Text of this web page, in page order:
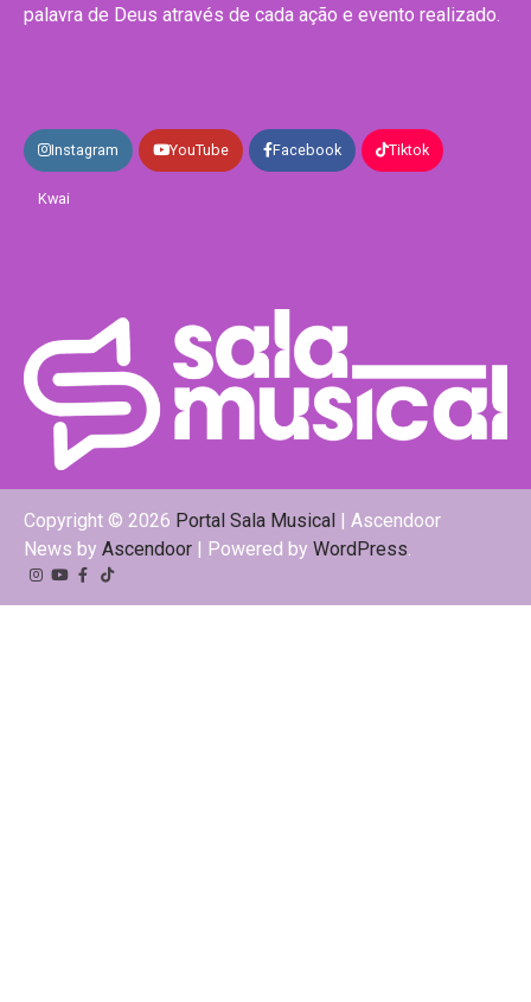
palavra de Deus através de cada ação e evento realizado.
Instagram YouTube Facebook Tiktok
Kwai
Copyright © 2026 Portal Sala Musical | Ascendoor
News by Ascendoor | Powered by WordPress
Instagram
YouTube
Facebook
Tiktok